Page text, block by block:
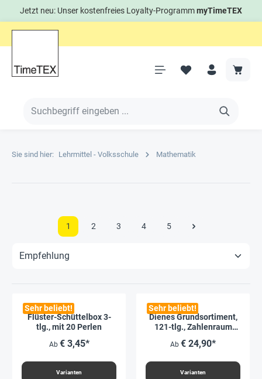
Jetzt neu: Unser kostenfreies Loyalty-ProgrammmyTimeTEX
Sie sind hier: Lehrmittel - Volksschule Mathematik
1 2 3 4 5
Sehr beliebt!
Flüster-Schüttelbox 3-
tlg., mit 20 Perlen
Ab € 3,45*
Varianten
Sehr beliebt!
Dienes Grundsortiment,
121-tlg., Zahlenraum
Ab € 24,90*
Varianten